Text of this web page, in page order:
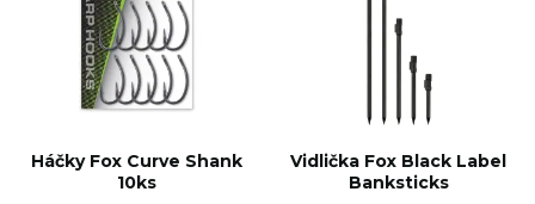
Háčky Fox Curve Shank
10ks
Vidlička Fox Black Label
Banksticks